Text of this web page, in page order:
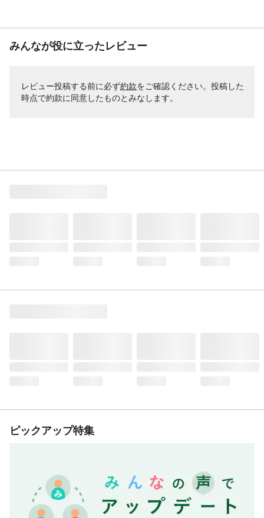
みんなが役に立ったレビュー
レビュー投稿する前に必ず約款をご確認ください。投稿した
時点で約款に同意したものとみなします。
ピックアップ特集